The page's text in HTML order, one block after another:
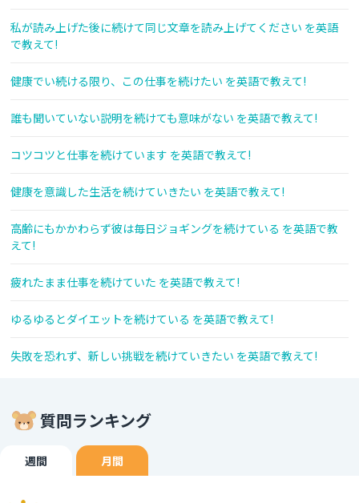
私が読み上げた後に続けて同じ文章を読み上げてください を英語
で教えて!
健康でい続ける限り、この仕事を続けたい を英語で教えて!
誰も聞いていない説明を続けても意味がない を英語で教えて!
コツコツと仕事を続けています を英語で教えて!
健康を意識した生活を続けていきたい を英語で教えて!
高齢にもかかわらず彼は毎日ジョギングを続けている を英語で教
えて!
疲れたまま仕事を続けていた を英語で教えて!
ゆるゆるとダイエットを続けている を英語で教えて!
失敗を恐れず、新しい挑戦を続けていきたい を英語で教えて!
質問ランキング
週間 月間